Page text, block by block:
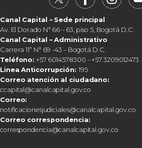
Canal Capital – Sede principal
Av. El Dorado N° 66 – 63, piso 5, Bogotá D.C.
Canal Capital – Administrativo
Carrera 11ª N° 69 -43 – Bogotá D.C.
Teléfono: +57 6014578300 – +57 3209012473
Linea Anticorrupción: 195
Correo atención al ciudadano:
ccapital@canalcapital.gov.co
Correo:
notificacionesjudiciales@canalcapital.gov.co
Correo correspondencia:
correspondencia@canalcapital.gov.co